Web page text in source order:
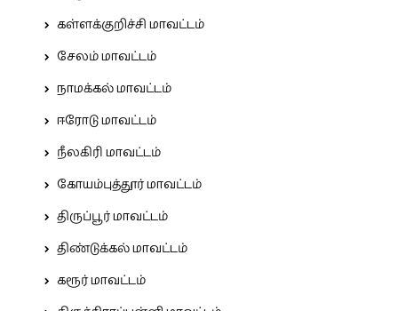
கள்ளக்குறிச்சி மாவட்டம்
சேலம் மாவட்டம்
நாமக்கல் மாவட்டம்
ஈரோடு மாவட்டம்
நீலகிரி மாவட்டம்
கோயம்புத்தூர் மாவட்டம்
திருப்பூர் மாவட்டம்
திண்டுக்கல் மாவட்டம்
கரூர் மாவட்டம்